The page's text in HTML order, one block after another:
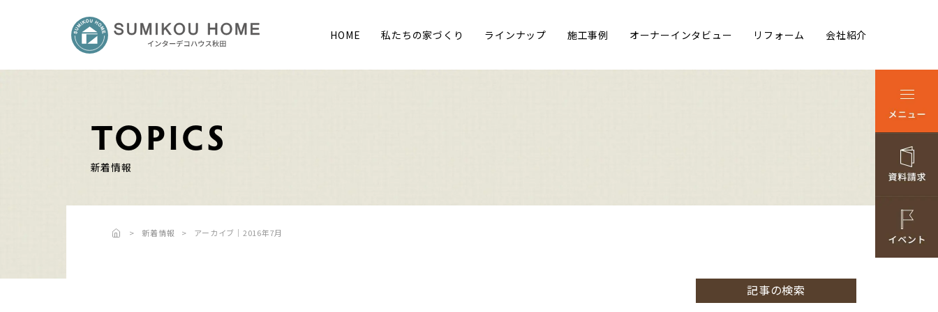
HOME 私たちの家づくり ラインナップ 施工事例 オーナーインタビュー リフォーム 会社紹介
TOPICS
新着情報
新着情報 アーカイブ｜2016年7月
記事の検索